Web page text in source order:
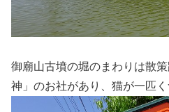
御廟山古墳の堀のまわりは散
神」のお社があり、猫が一匹